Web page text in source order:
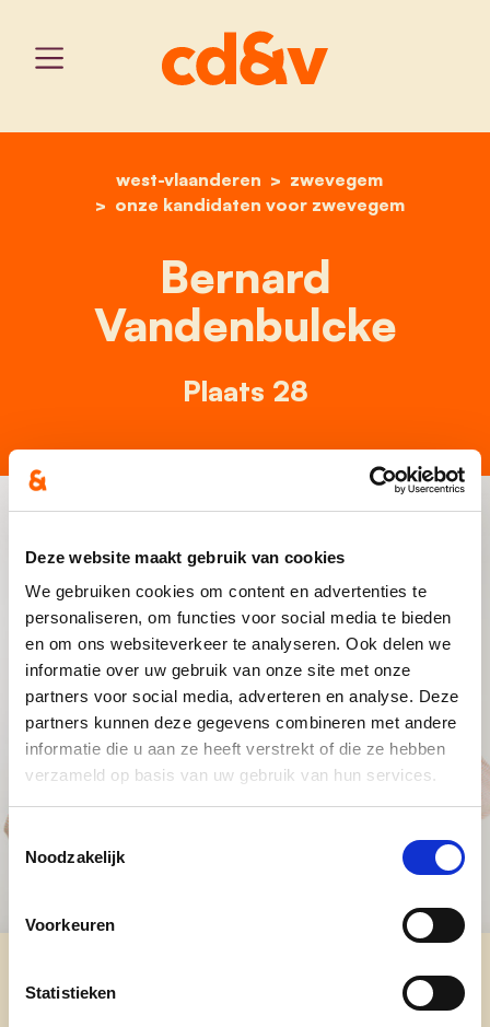
Deze website maakt gebruik van cookies
We gebruiken cookies om content en advertenties te
personaliseren, om functies voor social media te bieden
en om ons websiteverkeer te analyseren. Ook delen we
informatie over uw gebruik van onze site met onze
partners voor social media, adverteren en analyse. Deze
partners kunnen deze gegevens combineren met andere
informatie die u aan ze heeft verstrekt of die ze hebben
verzameld op basis van uw gebruik van hun services.
Toestemmingsselectie
Noodzakelijk
Voorkeuren
Statistieken
home
west-vlaanderen
zwevegem
onze kandidaten voor zwevegem
bernard vandenbulcke
Bernard
Vandenbulcke
Plaats 28